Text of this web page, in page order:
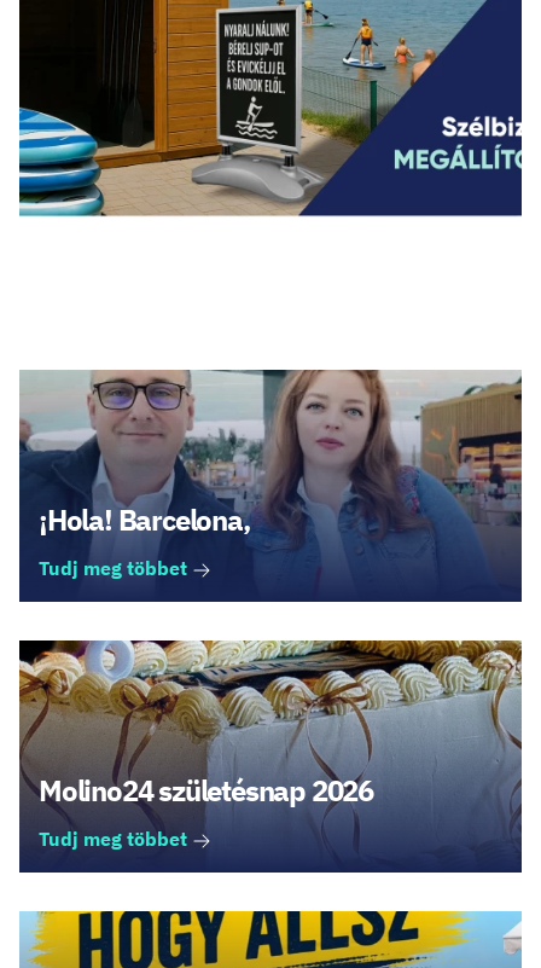
¡Hola! Barcelona,
Tudj meg többet
Molino24 születésnap 2026
Tudj meg többet